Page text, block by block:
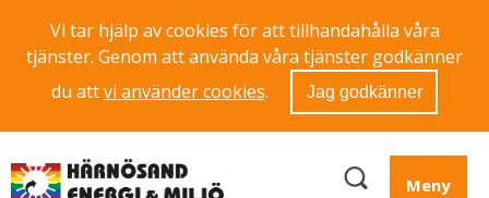
Vi tar hjälp av cookies för att tillhandahålla våra
tjänster. Genom att använda våra tjänster godkänner
du attvi använder cookies. Jag godkänner
Meny